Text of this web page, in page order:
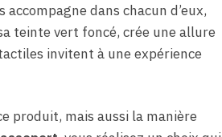
accompagne dans chacun d’eux,
teinte vert foncé, crée une allure
invitent à une expérience
produit, mais aussi la manière